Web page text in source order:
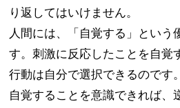
り返してはいけません。​
人間には、「自覚する」という
す。刺激に反応したことを自覚
行動は自分で選択できるのです。​
自覚することを意識できれば、